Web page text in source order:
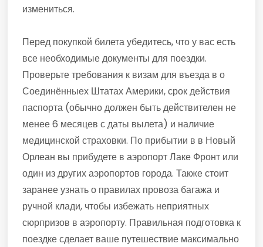
измениться.
Перед покупкой билета убедитесь, что у вас есть
все необходимые документы для поездки.
Проверьте требования к визам для въезда в о
Соединённыех Штатах Америки, срок действия
паспорта (обычно должен быть действителен не
менее 6 месяцев с даты вылета) и наличие
медицинской страховки. По прибытии в в Новый
Орлеан вы прибудете в аэропорт Лаке Фронт или
один из других аэропортов города. Также стоит
заранее узнать о правилах провоза багажа и
ручной клади, чтобы избежать неприятных
сюрпризов в аэропорту. Правильная подготовка к
поездке сделает ваше путешествие максимально